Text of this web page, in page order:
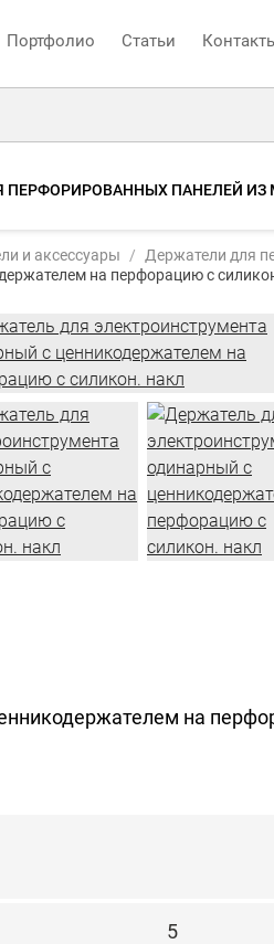
Портфолио Статьи
ПЕРФОРИРОВАННЫХ ПАНЕЛЕЙ ИЗ
Держатель для электроинструмента одинарный с ценникодержателем на перфорацию с силикон. накл
Описание Характеристики
и аксессуары
Держатели для
на перфорацию с
на
5